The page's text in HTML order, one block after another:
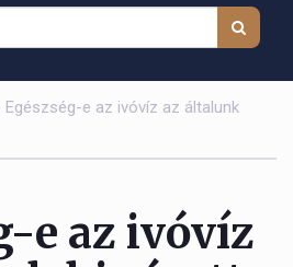
Egészség-e az ivóvíz az általunk
e az ivóvíz